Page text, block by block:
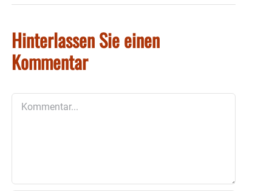
Hinterlassen Sie einen
Kommentar